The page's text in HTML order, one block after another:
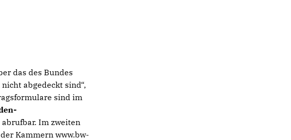
das des Bundes
abgedeckt sind“,
sind im
abrufbar. Im zweiten
Kammern www.bw-